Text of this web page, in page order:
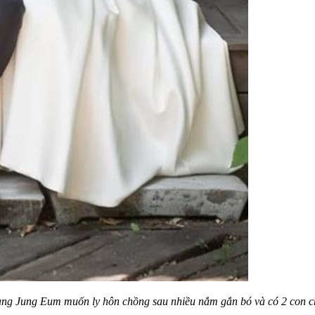
Jung Eum muốn ly hôn chồng sau nhiều nắm gắn bó và có 2 con